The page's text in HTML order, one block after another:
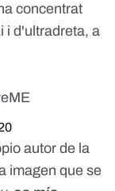
concentrat
i d'ultradreta, a
autor de la
imagen que se